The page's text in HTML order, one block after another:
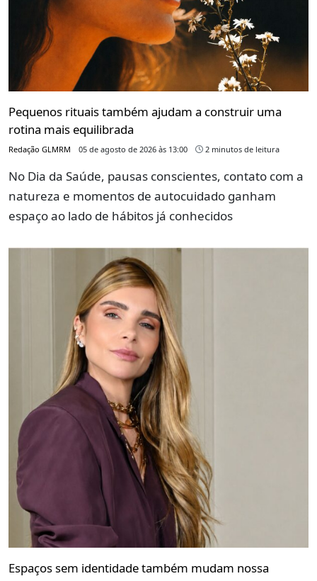
Pequenos rituais também ajudam a construir uma
rotina mais equilibrada
Redação GLMRM 05 de agosto de 2026 às 13:00 2 minutos de leitura
No Dia da Saúde, pausas conscientes, contato com a
natureza e momentos de autocuidado ganham
espaço ao lado de hábitos já conhecidos
Espaços sem identidade também mudam nossa